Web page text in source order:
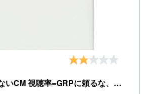
届くCM、届かないCM 視聴率=GRPに頼るな、注目量=GAPをねらえ